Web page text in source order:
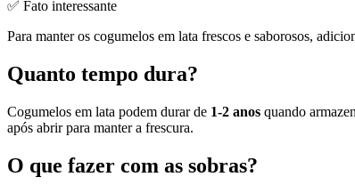
✅ Fato interessante
Para manter os cogumelos em lata frescos e saborosos,
Quanto tempo dura?
Cogumelos em lata podem durar de 1-2 anos quando
após abrir para manter a frescura.
O que fazer com as sobras?